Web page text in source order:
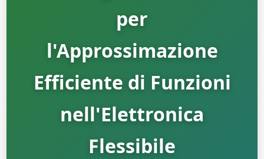
per
l'Approssimazione
Efficiente di Funzioni
nell'Elettronica
Flessibile